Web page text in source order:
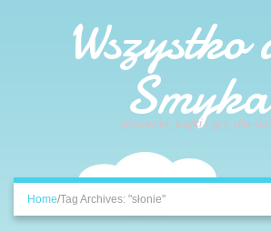
Smyka
piosenki, bajki i gry dla
Home/Tag Archives: "słonie"